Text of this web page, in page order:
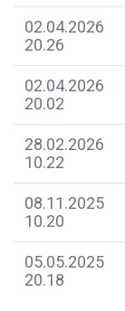
02.04.2026
20.26
02.04.2026
20.02
28.02.2026
10.22
08.11.2025
10.20
05.05.2025
20.18